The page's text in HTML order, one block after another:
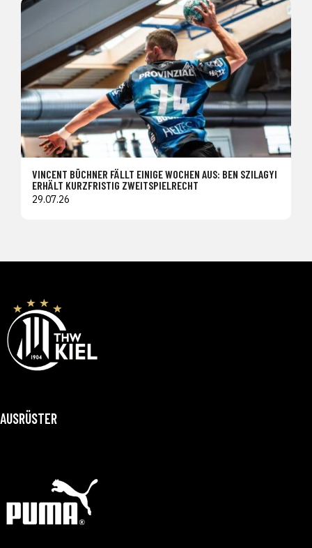
VINCENT BÜCHNER FÄLLT EINIGE WOCHEN AUS: BEN SZILAGYI
ERHÄLT KURZFRISTIG ZWEITSPIELRECHT
29.07.26
AUSRÜSTER